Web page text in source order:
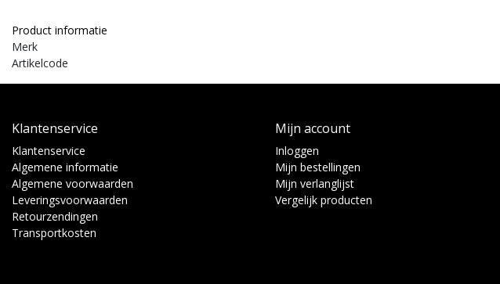
Product informatie
Merk
Artikelcode
Klantenservice
Klantenservice
Algemene informatie
Algemene voorwaarden
Leveringsvoorwaarden
Retourzendingen
Transportkosten
Mijn account
Inloggen
Mijn bestellingen
Mijn verlanglijst
Vergelijk producten